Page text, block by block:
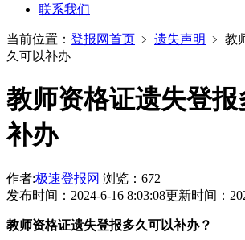
联系我们
当前位置： 登报网首页 ﹥ 遗失声明 ﹥ 教
久可以补办
教师资格证遗失登
补办
作者:极速登报网 浏览：672
发布时间：2024-6-16 8:03:08更新时间：
教师资格证遗失登报多久可以补办？